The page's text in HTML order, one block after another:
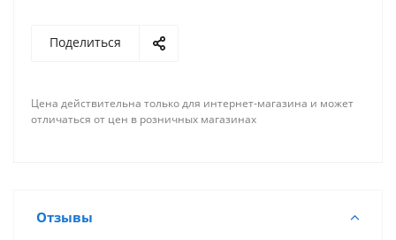
Поделиться
Цена действительна только для интернет-магазина и может
отличаться от цен в розничных магазинах
Отзывы